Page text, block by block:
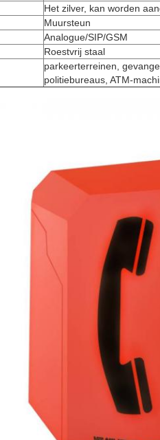
Het zilver, kan worden
Muursteun
Analogue/SIP/GSM
Roestvrij staal
parkeerterreinen,
politiebureaus, ATM-